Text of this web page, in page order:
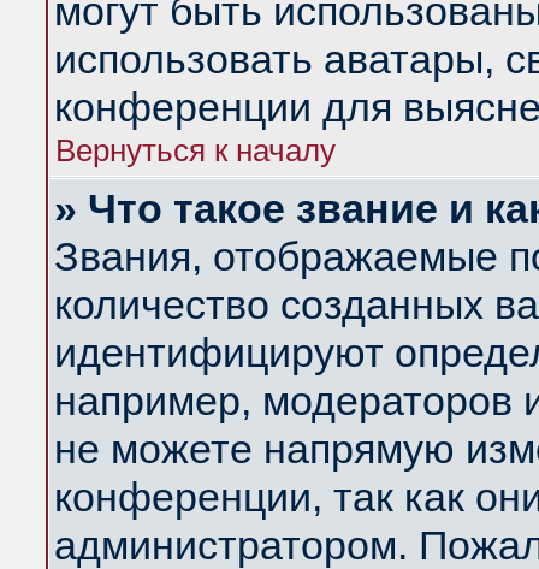
могут быть
использовать аватары,
конференции для
Вернуться к началу
» Что такое звание и
Звания, отображаемые
количество созданных
идентифицируют
например, модераторов
не можете напрямую
конференции, так как
администратором.